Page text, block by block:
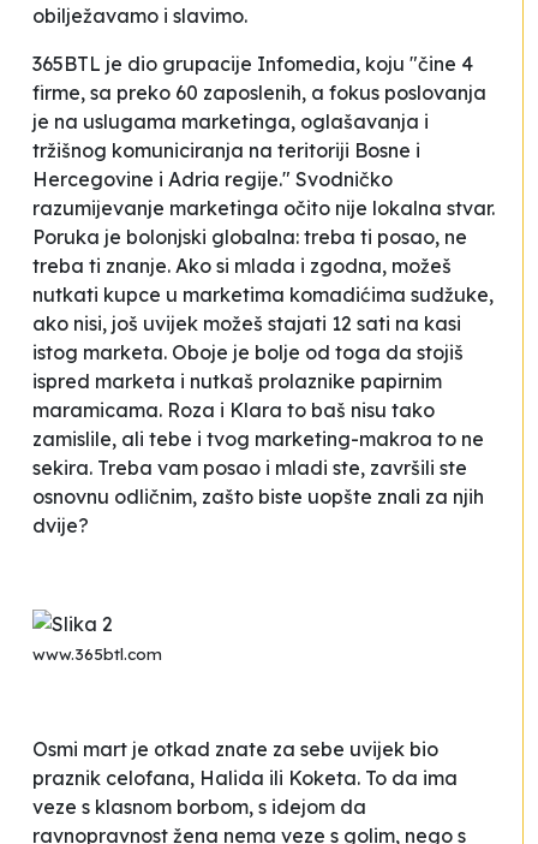
obilježavamo i slavimo.
365BTL je dio grupacije Infomedia, koju "čine 4
firme, sa preko 60 zaposlenih, a fokus poslovanja
je na uslugama marketinga, oglašavanja i
tržišnog komuniciranja na teritoriji Bosne i
Hercegovine i Adria regije." Svodničko
razumijevanje marketinga očito nije lokalna stvar.
Poruka je bolonjski globalna: treba ti posao, ne
treba ti znanje. Ako si mlada i zgodna, možeš
nutkati kupce u marketima komadićima sudžuke,
ako nisi, još uvijek možeš stajati 12 sati na kasi
istog marketa. Oboje je bolje od toga da stojiš
ispred marketa i nutkaš prolaznike papirnim
maramicama. Roza i Klara to baš nisu tako
zamislile, ali tebe i tvog marketing-makroa to ne
sekira. Treba vam posao i mladi ste, završili ste
osnovnu odličnim, zašto biste uopšte znali za njih
dvije?
www.365btl.com
Osmi mart je otkad znate za sebe uvijek bio
praznik celofana, Halida ili Koketa. To da ima
veze s klasnom borbom, s idejom da
ravnopravnost žena nema veze s golim, nego s